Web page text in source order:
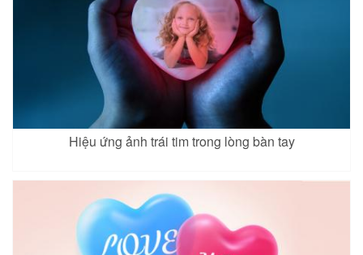
Hiệu ứng ảnh trái tim trong lòng bàn tay